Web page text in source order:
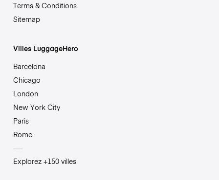
Terms & Conditions
Sitemap
Villes LuggageHero
Barcelona
Chicago
London
New York City
Paris
Rome
Explorez +150 villes